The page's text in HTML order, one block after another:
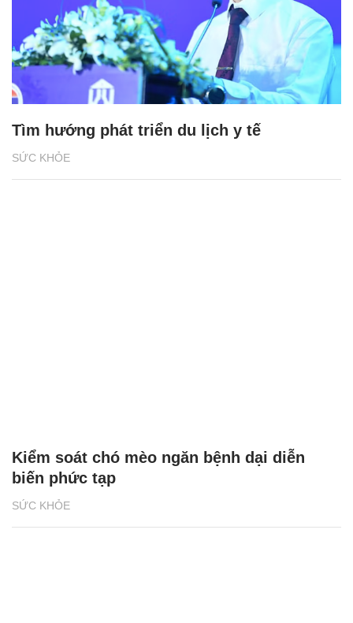
SỨC KHỎE
Tìm hướng phát triển du lịch y tế
SỨC KHỎE
Kiểm soát chó mèo ngăn bệnh dại diễn
biến phức tạp